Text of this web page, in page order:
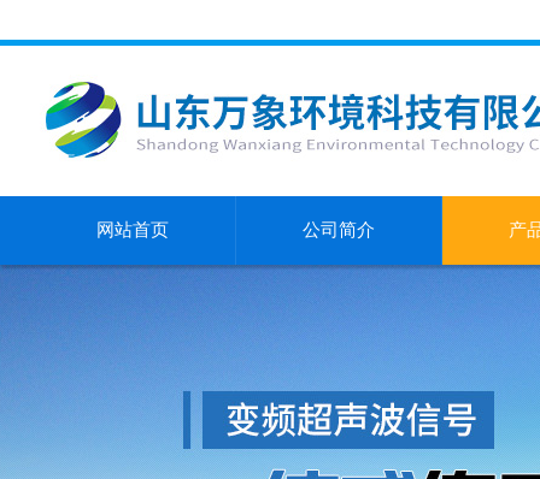
网站首页 公司简介 产